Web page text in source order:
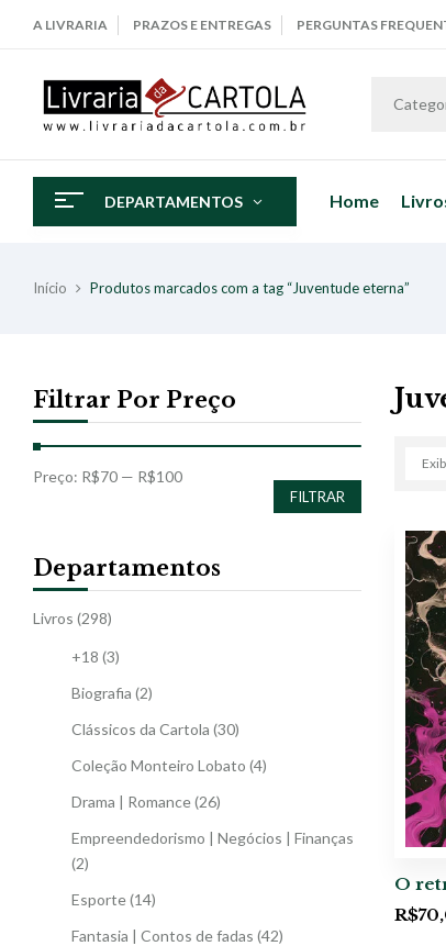
A LIVRARIA PRAZOS E ENTREGAS PERGUNTAS
DEPARTAMENTOS Home
Início Produtos marcados com a tag “Juventude eterna”
Filtrar Por Preço
FILTRAR
Preço: R$70 — R$100
Departamentos
Livros (298)
+18 (3)
Biografia (2)
Clássicos da Cartola (30)
Coleção Monteiro Lobato (4)
Drama | Romance(26)
Empreendedorismo | Negócios | Finanças
(2)
Esporte(14)
Fantasia | Contos de fadas (42)
O
R$